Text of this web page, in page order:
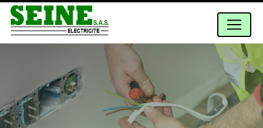
Panneau de gestion des cookies